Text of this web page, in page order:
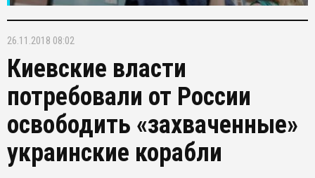
26.11.2018 08:02
Киевские власти
потребовали от России
освободить «захваченные»
украинские корабли